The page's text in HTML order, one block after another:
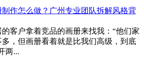
作怎么做？广州专业团队拆解风格背
客户拿着竞品的画册来找我：“他们家
，但画册看着就是比我们高级，到底
两...